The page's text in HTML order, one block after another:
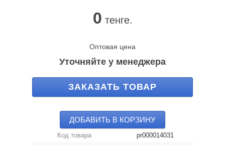
0 тенге.
Оптовая цена
Уточняйте у менеджера
ЗАКАЗАТЬ ТОВАР
ДОБАВИТЬ В КОРЗИНУ
Код товара
pr000014031